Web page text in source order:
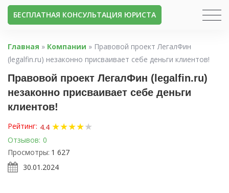
БЕСПЛАТНАЯ КОНСУЛЬТАЦИЯ ЮРИСТА
Главная » Компании » Правовой проект ЛегалФин
(legalfin.ru) незаконно присваивает себе деньги клиентов!
Правовой проект ЛегалФин (legalfin.ru)
незаконно присваивает себе деньги
клиентов!
Рейтинг: 4.4 ★★★★★
Отзывов: 0
Просмотры: 1 627
30.01.2024